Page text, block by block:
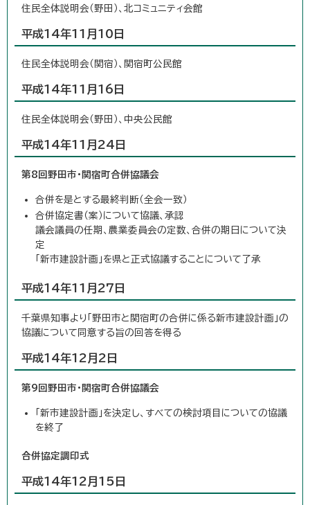
住民全体説明会（野田）、北コミュニティ会館
平成14年11月10日
住民全体説明会（関宿）、関宿町公民館
平成14年11月16日
住民全体説明会（野田）、中央公民館
平成14年11月24日
第8回野田市・関宿町合併協議会
合併を是とする最終判断（全会一致）
合併協定書（案）について協議、承認
議会議員の任期、農業委員会の定数、合併の期日について決
定
「新市建設計画」を県と正式協議することについて了承
平成14年11月27日
千葉県知事より「野田市と関宿町の合併に係る新市建設計画」の
協議について同意する旨の回答を得る
平成14年12月2日
第9回野田市・関宿町合併協議会
「新市建設計画」を決定し、すべての検討項目についての協議
を終了
合併協定調印式
平成14年12月15日